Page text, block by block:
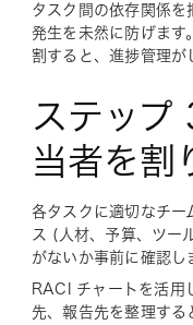
タスク間の依存関係を
発生を未然に防げます
割すると、進捗管理が
ステップ
当者を割
各タスクに適切なチー
ス (人材、予算、ツー
がないか事前に確認し
RACI チャートを活用
先、報告先を整理す